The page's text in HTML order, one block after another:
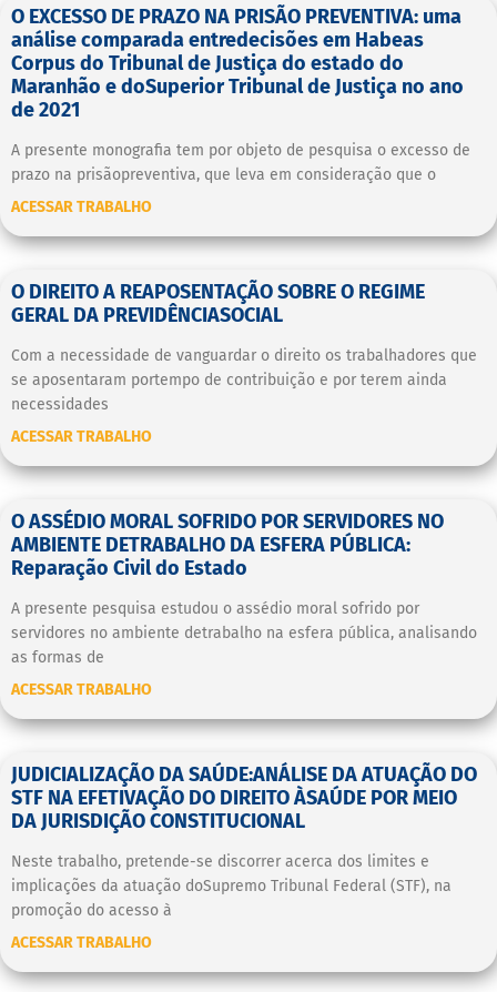
O EXCESSO DE PRAZO NA PRISÃO PREVENTIVA: uma
análise comparada entredecisões em Habeas
Corpus do Tribunal de Justiça do estado do
Maranhão e doSuperior Tribunal de Justiça no ano
de 2021
A presente monografia tem por objeto de pesquisa o excesso de
prazo na prisãopreventiva, que leva em consideração que o
ACESSAR TRABALHO
O DIREITO A REAPOSENTAÇÃO SOBRE O REGIME
GERAL DA PREVIDÊNCIASOCIAL
Com a necessidade de vanguardar o direito os trabalhadores que
se aposentaram portempo de contribuição e por terem ainda
necessidades
ACESSAR TRABALHO
O ASSÉDIO MORAL SOFRIDO POR SERVIDORES NO
AMBIENTE DETRABALHO DA ESFERA PÚBLICA:
Reparação Civil do Estado
A presente pesquisa estudou o assédio moral sofrido por
servidores no ambiente detrabalho na esfera pública, analisando
as formas de
ACESSAR TRABALHO
JUDICIALIZAÇÃO DA SAÚDE:ANÁLISE DA ATUAÇÃO DO
STF NA EFETIVAÇÃO DO DIREITO ÀSAÚDE POR MEIO
DA JURISDIÇÃO CONSTITUCIONAL
Neste trabalho, pretende-se discorrer acerca dos limites e
implicações da atuação doSupremo Tribunal Federal (STF), na
promoção do acesso à
ACESSAR TRABALHO